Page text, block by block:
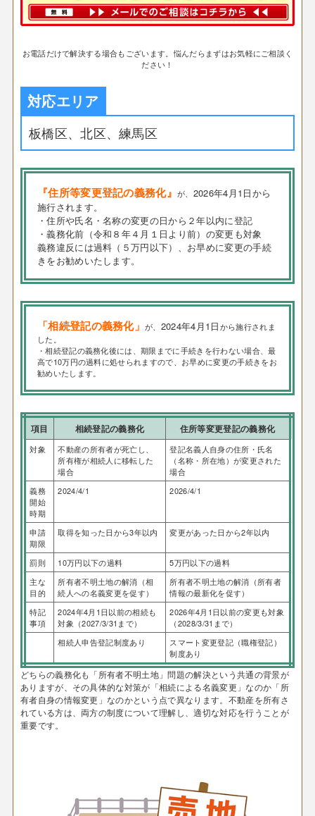
お電話だけで解決する場合もございます。悩んだらまずはお気軽にご相談く
ださい！
対応エリア
板橋区、北区、練馬区
『住所等変更登記の義務化』が、 2026年4月1日から
施行されます。
・住所や氏名・名称の変更の日から２年以内に登記
・義務化前（令和８年４月１日より前）の変更も対象
義務違反には過料（５万円以下）、お早めに変更の手続
きをお勧めいたします。
「相続登記の義務化」が、 2024年4月1日から施行されま
した。
・相続登記の義務化後には、期限までに手続きを行わない場合、最
高で10万円の過料に処せられますので、お早めに変更の手続きをお
勧めいたします。
項目 相続登記の義務化 住所等変更登記の義務化
対象
不動産の所有者が死亡し、
所有権が相続人に移転した
場合
登記名義人自身の住所・氏名
（名称・所在地）が変更された
場合
義務
開始
時期
2024/4/1 2026/4/1
申請
期限
取得を知った日から3年以内 変更があった日から2年以内
罰則 10万円以下の過料
5万円以下の過料
主な
目的
所有者不明土地の解消（相
続人への名義変更を促す）
所有者不明土地の解消（所有者
情報の最新化を促す）
特記
事項
2024年4月1日以前の相続も
対象（2027/3/31まで）
2026年4月1日以前の変更も対象
（2028/3/31まで）
相続人申告登記制度あり
スマート変更登記（職権登記）
制度あり
どちらの義務化も「所有者不明土地」問題の解決という共通の背景が
ありますが、その具体的な対策が「相続による名義変更」なのか「所
有者自身の情報変更」なのかという点で異なります。不動産を所有さ
れている方は、両方の制度について理解し、適切な対応を行うことが
重要です。